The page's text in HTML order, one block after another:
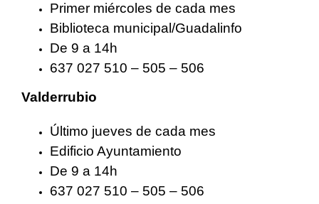
Primer miércoles de cada mes
Biblioteca municipal/Guadalinfo
De 9 a 14h
637 027 510 – 505 – 506
Valderrubio
Último jueves de cada mes
Edificio Ayuntamiento
De 9 a 14h
637 027 510 – 505 – 506